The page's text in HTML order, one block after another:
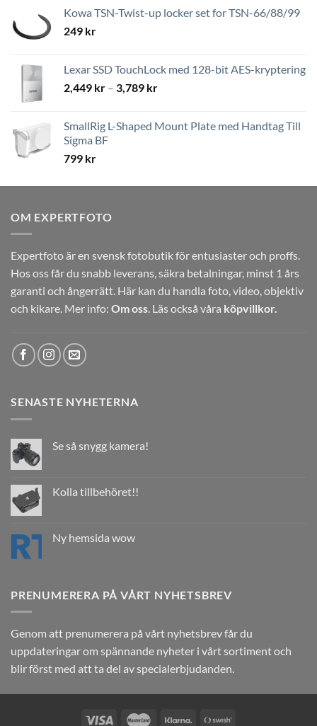
Kowa TSN-Twist-up locker set for TSN-66/88/99
249 kr
Lexar SSD TouchLock med 128-bit AES-kryptering
2,449 kr – 3,789 krPrisintervall:
3,789 kr
SmallRig L-Shaped Mount Plate med Handtag Till
Sigma BF
799 kr
OM EXPERTFOTO
Expertfoto är en svensk fotobutik för entusiaster och proffs.
Hos oss får du snabb leverans, säkra betalningar, minst 1 års
garanti och ångerrätt. Här kan du handla foto, video, objektiv
och kikare. Mer info: Om oss. Läs också våra köpvillkor.
SENASTE NYHETERNA
Se så snygg kamera!
Kolla tillbehöret!!
Ny hemsida wow
PRENUMERERA PÅ VÅRT NYHETSBREV
Genom att prenumerera på vårt nyhetsbrev får du
uppdateringar om spännande nyheter i vårt sortiment och
blir först med att ta del av specialerbjudanden.